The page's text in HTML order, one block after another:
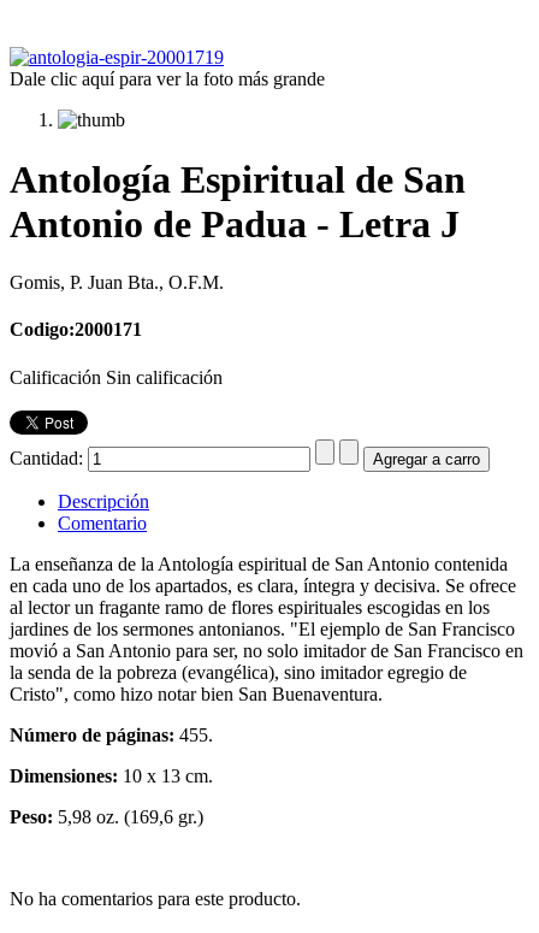
Dale clic aquí para ver la foto más grande
Antología Espiritual de San
Antonio de Padua - Letra J
Gomis, P. Juan Bta., O.F.M.
Codigo:2000171
Calificación Sin calificación
Cantidad:
Descripción
Comentario
La enseñanza de la Antología espiritual de San Antonio contenida
en cada uno de los apartados, es clara, íntegra y decisiva. Se ofrece
al lector un fragante ramo de flores espirituales escogidas en los
jardines de los sermones antonianos. "El ejemplo de San Francisco
movió a San Antonio para ser, no solo imitador de San Francisco en
la senda de la pobreza (evangélica), sino imitador egregio de
Cristo", como hizo notar bien San Buenaventura.
Número de páginas: 455.
Dimensiones: 10 x 13 cm.
Peso: 5,98 oz. (169,6 gr.)
No ha comentarios para este producto.